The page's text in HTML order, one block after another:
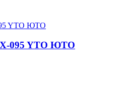
095 YTO ЮТО